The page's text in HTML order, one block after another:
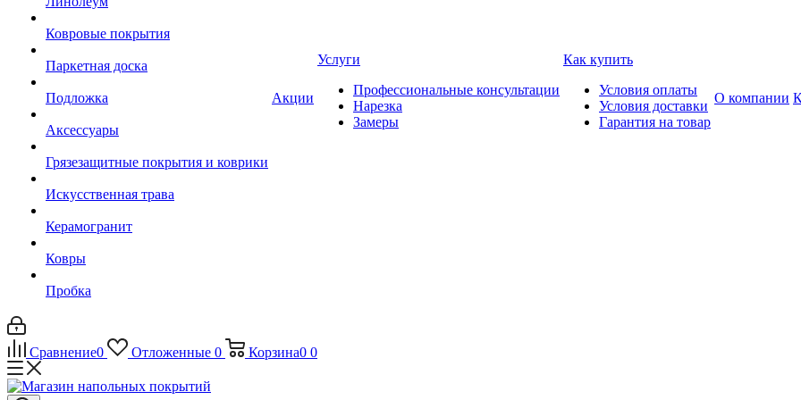
Ковровые покрытия
Паркетная доска
Подложка
Аксессуары
Грязезащитные покрытия и коврики
Искусственная трава
Керамогранит
Ковры
Пробка
Акции
Услуги
Профессиональные консультации
Нарезка
Замеры
Как купить
Условия оплаты
Условия доставки
Гарантия на товар
О компании
Сравнение0 Отложенные 0 Корзина0 0